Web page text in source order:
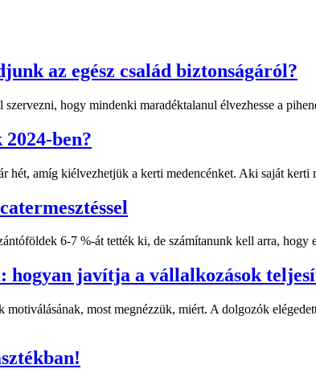
az egész család biztonságáról?
hogy mindenki maradéktalanul élvezhesse a
ben?
hét, amíg kiélvezhetjük a kerti medencénket. Aki saját
6-7 %-át tették ki, de számítanunk kell arra,
hogyan javítja a vállalkozások
most megnézzük, miért. A dolgozók